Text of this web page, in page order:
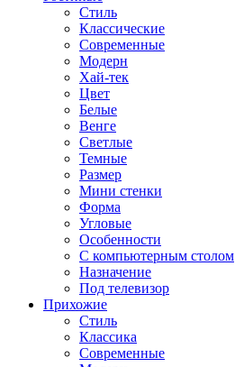
Стиль
Классические
Современные
Модерн
Хай-тек
Цвет
Белые
Венге
Светлые
Темные
Размер
Мини стенки
Форма
Угловые
Особенности
С компьютерным столом
Назначение
Под телевизор
Прихожие
Стиль
Классика
Современные